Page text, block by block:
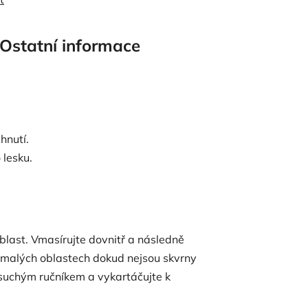
Ostatní informace
Vmasírujte dovnitř a následně
oblastech dokud nejsou skvrny
ručníkem a vykartáčujte k